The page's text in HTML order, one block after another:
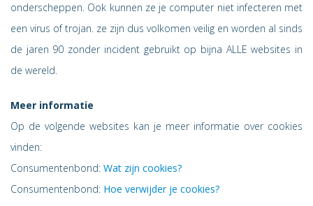
onderscheppen. Ook kunnen ze je computer niet infecteren met
een virus of trojan. ze zijn dus volkomen veilig en worden al sinds
de jaren 90 zonder incident gebruikt op bijna ALLE websites in
de wereld.
Meer informatie
Op de volgende websites kan je meer informatie over cookies
vinden:
Consumentenbond: Wat zijn cookies?
Consumentenbond: Hoe verwijder je cookies?